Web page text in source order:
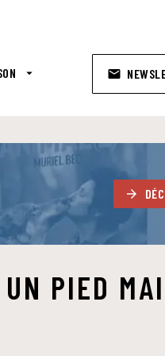
email
arrow_drop_down
arrow_forward
PIED